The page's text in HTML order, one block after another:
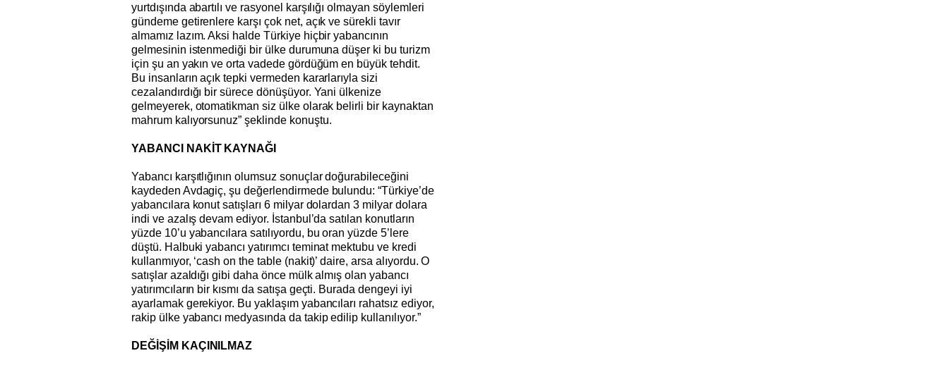
yurtdışında abartılı ve rasyonel karşılığı olmayan söylemleri
gündeme getirenlere karşı çok net, açık ve sürekli tavır
almamız lazım. Aksi halde Türkiye hiçbir yabancının
gelmesinin istenmediği bir ülke durumuna düşer ki bu turizm
için şu an yakın ve orta vadede gördüğüm en büyük tehdit.
Bu insanların açık tepki vermeden kararlarıyla sizi
cezalandırdığı bir sürece dönüşüyor. Yani ülkenize
gelmeyerek, otomatikman siz ülke olarak belirli bir kaynaktan
mahrum kalıyorsunuz” şeklinde konuştu.
YABANCI NAKİT KAYNAĞI
Yabancı karşıtlığının olumsuz sonuçlar doğurabileceğini
kaydeden Avdagiç, şu değerlendirmede bulundu: “Türkiye’de
yabancılara konut satışları 6 milyar dolardan 3 milyar dolara
indi ve azalış devam ediyor. İstanbul’da satılan konutların
yüzde 10’u yabancılara satılıyordu, bu oran yüzde 5’lere
düştü. Halbuki yabancı yatırımcı teminat mektubu ve kredi
kullanmıyor, ‘cash on the table (nakit)’ daire, arsa alıyordu. O
satışlar azaldığı gibi daha önce mülk almış olan yabancı
yatırımcıların bir kısmı da satışa geçti. Burada dengeyi iyi
ayarlamak gerekiyor. Bu yaklaşım yabancıları rahatsız ediyor,
rakip ülke yabancı medyasında da takip edilip kullanılıyor.”
DEĞİŞİM KAÇINILMAZ